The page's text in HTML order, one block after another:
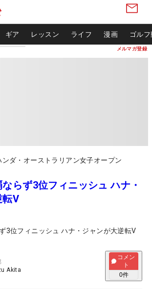
メルマガ登録
ギア レッスン ライフ 漫画 ゴル
ンダ・オーストラリアン女子オープン
らず3位フィニッシュ ハナ・
転V
3位フィニッシュ ハナ・ジャンが大逆転V
Akita
コメン
ト
0件